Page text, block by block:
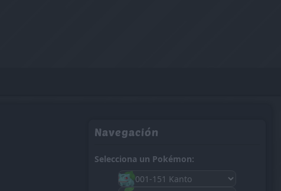
Navegación
Selecciona un Pokémon: